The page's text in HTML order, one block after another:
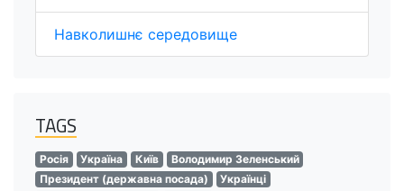
Навколишнє середовище
TAGS
Росія Україна Київ
Володимир Зеленський
Президент (державна посада)
Українці